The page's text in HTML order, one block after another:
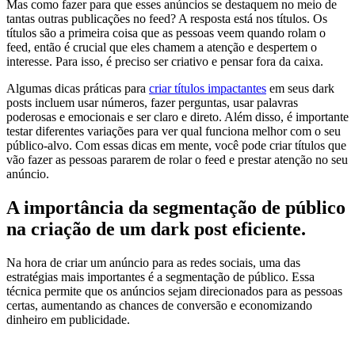
Mas como fazer para que esses anúncios se destaquem no meio de
tantas outras publicações no feed? A resposta está nos títulos. Os
títulos são a primeira coisa que as pessoas veem quando rolam o
feed, então é crucial que eles chamem a atenção e despertem o
interesse. Para isso, é preciso ser criativo e pensar fora da caixa.
Algumas dicas práticas para criar títulos impactantes em seus dark
posts incluem usar números, fazer perguntas, usar palavras
poderosas e emocionais e ser claro e direto. Além disso, é importante
testar diferentes variações para ver qual funciona melhor com o seu
público-alvo. Com essas dicas em mente, você pode criar títulos que
vão fazer as pessoas pararem de rolar o feed e prestar atenção no seu
anúncio.
A importância da segmentação de público
na criação de um dark post eficiente.
Na hora de criar um anúncio para as redes sociais, uma das
estratégias mais importantes é a segmentação de público. Essa
técnica permite que os anúncios sejam direcionados para as pessoas
certas, aumentando as chances de conversão e economizando
dinheiro em publicidade.